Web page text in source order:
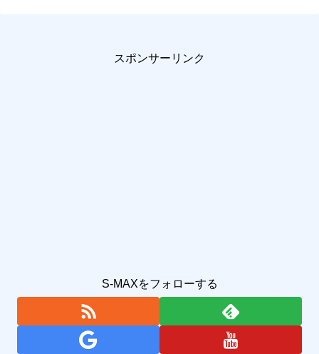
スポンサーリンク
S-MAXをフォローする